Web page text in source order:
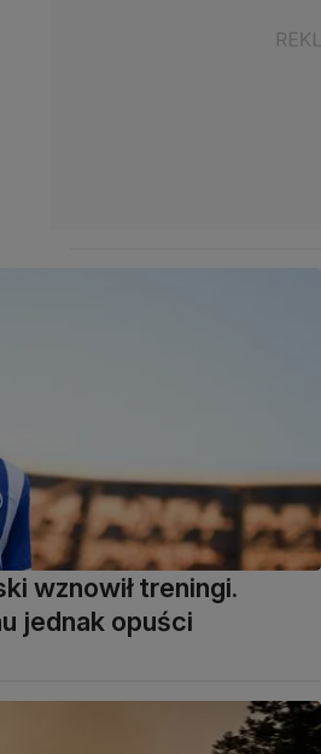
wznowił treningi.
jednak opuści